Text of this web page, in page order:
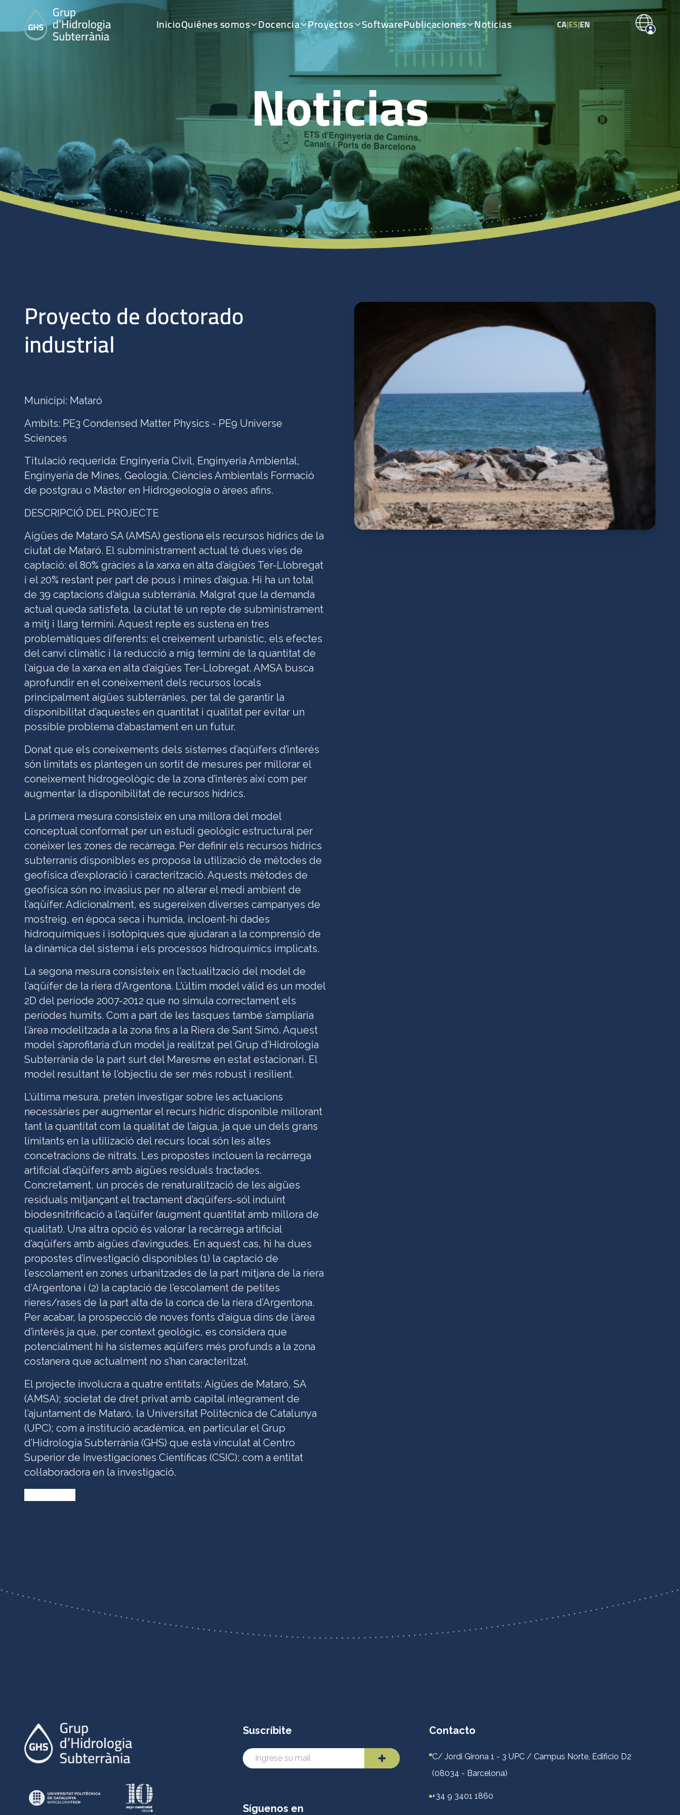
InicioQuiénes somos Docencia Proyectos SoftwarePublicaciones Noticias CA|ES|EN
Noticias
Proyecto de doctorado
industrial
Municipi: Mataró
Ambits: PE3 Condensed Matter Physics - PE9 Universe
Sciences
Titulació requerida: Enginyeria Civil, Enginyeria Ambiental,
Enginyeria de Mines, Geologia, Ciències Ambientals Formació
de postgrau o Màster en Hidrogeología o àrees afins.
DESCRIPCIÓ DEL PROJECTE
Aigües de Mataró SA (AMSA) gestiona els recursos hídrics de la
ciutat de Mataró. El subministrament actual té dues vies de
captació: el 80% gràcies a la xarxa en alta d’aigües Ter-Llobregat
i el 20% restant per part de pous i mines d’aigua. Hi ha un total
de 39 captacions d’aigua subterrània. Malgrat que la demanda
actual queda satisfeta, la ciutat té un repte de subministrament
a mitj i llarg termini. Aquest repte es sustena en tres
problemàtiques diferents: el creixement urbanístic, els efectes
del canvi climàtic i la reducció a mig termini de la quantitat de
l’aigua de la xarxa en alta d’aigües Ter-Llobregat. AMSA busca
aprofundir en el coneixement dels recursos locals
principalment aigües subterrànies, per tal de garantir la
disponibilitat d’aquestes en quantitat i qualitat per evitar un
possible problema d’abastament en un futur.
Donat que els coneixements dels sistemes d’aqüífers d’interés
són limitats es plantegen un sortit de mesures per millorar el
coneixement hidrogeològic de la zona d’interès així com per
augmentar la disponibilitat de recursos hídrics.
La primera mesura consisteix en una millora del model
conceptual conformat per un estudi geològic estructural per
conèixer les zones de recàrrega. Per definir els recursos hídrics
subterranis disponibles es proposa la utilizació de mètodes de
geofísica d’exploració i caracterització. Aquests mètodes de
geofísica són no invasius per no alterar el medi ambient de
l’aqüífer. Adicionalment, es sugereixen diverses campanyes de
mostreig, en època seca i humida, incloent-hi dades
hidroquímiques i isotòpiques que ajudaran a la comprensió de
la dinàmica del sistema i els processos hidroquímics implicats.
La segona mesura consisteix en l’actualització del model de
l’aqüífer de la riera d’Argentona. L’últim model vàlid és un model
2D del període 2007-2012 que no simula correctament els
períodes humits. Com a part de les tasques també s’ampliaria
l’àrea modelitzada a la zona fins a la Riera de Sant Simó. Aquest
model s’aprofitaria d’un model ja realitzat pel Grup d’Hidrologia
Subterrània de la part surt del Maresme en estat estacionari. El
model resultant té l’objectiu de ser més robust i resilient.
L’última mesura, pretén investigar sobre les actuacions
necessàries per augmentar el recurs hídric disponible millorant
tant la quantitat com la qualitat de l’aigua, ja que un dels grans
limitants en la utilizació del recurs local són les altes
concetracions de nitrats. Les propostes inclouen la recàrrega
artificial d’aqüífers amb aigües residuals tractades.
Concretament, un procés de renaturalització de les aigües
residuals mitjançant el tractament d’aqüífers-sól induint
biodesnitrificació a l’aqüifer (augment quantitat amb millora de
qualitat). Una altra opció és valorar la recàrrega artificial
d’aqüífers amb aigües d’avingudes. En aquest cas, hi ha dues
propostes d’investigació disponibles (1) la captació de
l’escolament en zones urbanitzades de la part mitjana de la riera
d’Argentona i (2) la captació de l’escolament de petites
rieres/rases de la part alta de la conca de la riera d’Argentona.
Per acabar, la prospecció de noves fonts d’aigua dins de l’àrea
d’interès ja que, per context geològic, es considera que
potencialment hi ha sistemes aqüífers més profunds a la zona
costanera que actualment no s’han caracteritzat.
El projecte involucra a quatre entitats: Aigües de Mataró, SA
(AMSA); societat de dret privat amb capital íntegrament de
l’ajuntament de Mataró, la Universitat Politècnica de Catalunya
(UPC); com a institució acadèmica, en particular el Grup
d’Hidrologia Subterrània (GHS) que està vinculat al Centro
Superior de Investigaciones Científicas (CSIC); com a entitat
col·laboradora en la investigació.
Suscríbite
Síguenos en
Contacto
C/ Jordi Girona 1 - 3 UPC / Campus Norte, Edificio D2
(08034 - Barcelona)
+34 9 3401 1860